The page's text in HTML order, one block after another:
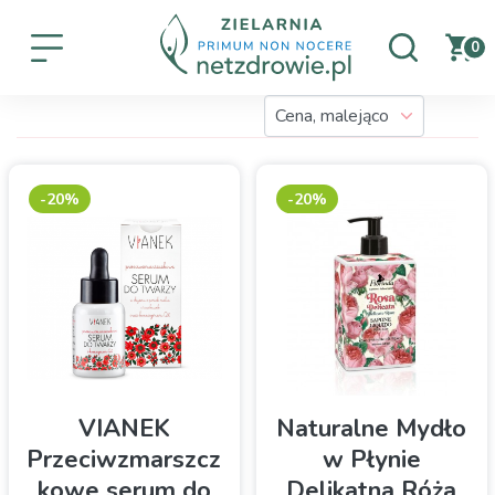
0
VIANEK
Przeciwzmarszcz
-20%
Naturalne Mydło
w Płynie
-20%